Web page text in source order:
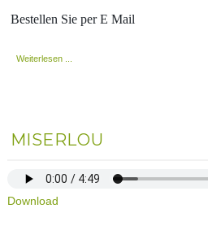
Bestellen Sie per E Mail
Weiterlesen ...
MISERLOU
Download